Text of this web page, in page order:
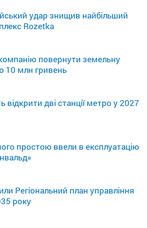
удар знищив найбільший
Rozetka
повернути земельну
10 млн гривень
відкрити дві станції метро у 2027
простою ввели в експлуатацію
Регіональний план управління
року